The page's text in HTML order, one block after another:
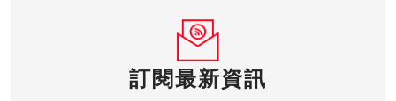
訂閱最新資訊